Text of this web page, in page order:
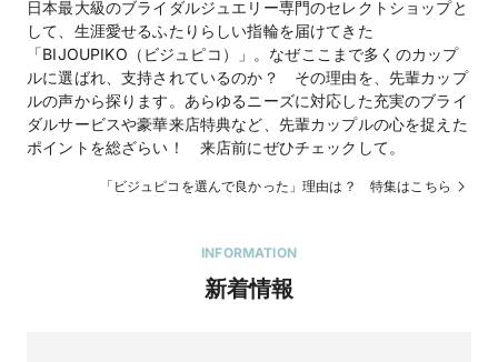
日本最大級のブライダルジュエリー専門のセレクトショップと
して、生涯愛せるふたりらしい指輪を届けてきた
「BIJOUPIKO（ビジュピコ）」。なぜここまで多くのカップ
ルに選ばれ、支持されているのか？ その理由を、先輩カップ
ルの声から探ります。あらゆるニーズに対応した充実のブライ
ダルサービスや豪華来店特典など、先輩カップルの心を捉えた
ポイントを総ざらい！ 来店前にぜひチェックして。
「ビジュピコを選んで良かった」理由は？ 特集はこちら
INFORMATION
新着情報